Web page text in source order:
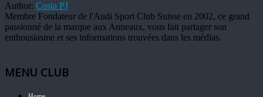
Author: Costa PJ
Membre Fondateur de l'Audi Sport Club Suisse en 2002, ce grand
passionné de la marque aux Anneaux, vous fait partager son
enthousiasme et ses informations trouvées dans les médias.
MENU CLUB